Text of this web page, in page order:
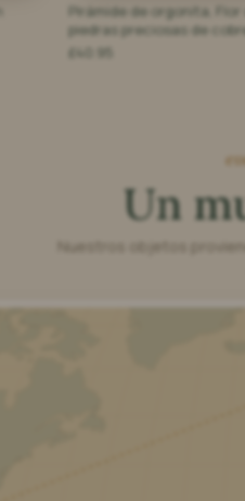
Pirámide de orgonita, Flor
piedras preciosas de
£40.95
Un
Nuestros objetos